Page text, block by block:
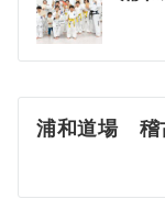
稿
ナ
ビ
ゲ
浦和道場 稽